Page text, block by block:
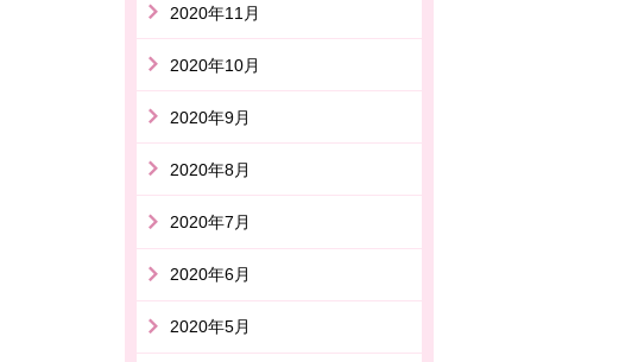
2020年11月
2020年10月
2020年9月
2020年8月
2020年7月
2020年6月
2020年5月